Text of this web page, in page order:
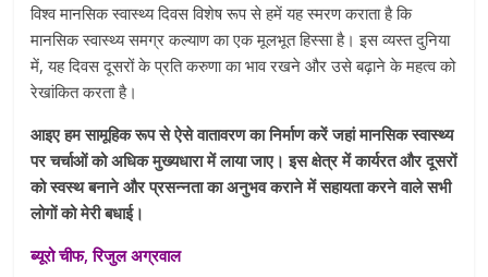
विश्व मानसिक स्वास्थ्य दिवस विशेष रूप से हमें यह स्‍मरण कराता है कि
मानसिक स्वास्थ्य समग्र कल्याण का एक मूलभूत हिस्सा है। इस व्‍यस्‍त दुनिया
में, यह दिवस दूसरों के प्रति करुणा का भाव रखने और उसे बढ़ाने के महत्व को
रेखांकित करता है।
आइए हम सामूहिक रूप से ऐसे वातावरण का निर्माण करें जहां मानसिक स्वास्थ्य
पर चर्चाओं को अधिक मुख्यधारा में लाया जाए। इस क्षेत्र में कार्यरत और दूसरों
को स्वस्थ बनाने और प्रसन्‍नता का अनुभव कराने में सहायता करने वाले सभी
लोगों को मेरी बधाई।
ब्यूरो चीफ, रिजुल अग्रवाल